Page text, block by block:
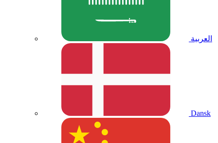
العربية
Dansk